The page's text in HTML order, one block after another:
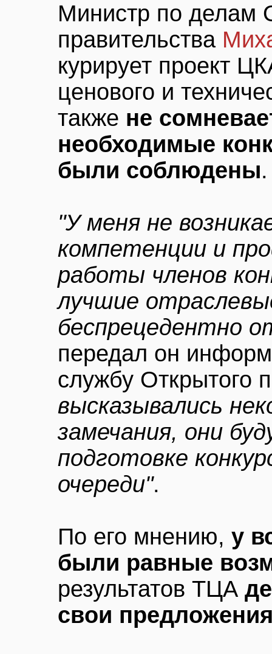
Министр по делам
правительства
курирует проект
ценового и
также не
необходимые
были соблюдены.
"У меня не
компетенции и
работы членов
лучшие
беспрецедентно
передал он
службу Открытого
высказывались
замечания, они
подготовке
очереди".
По его мнению, у
были равные
результатов ТЦА
свои